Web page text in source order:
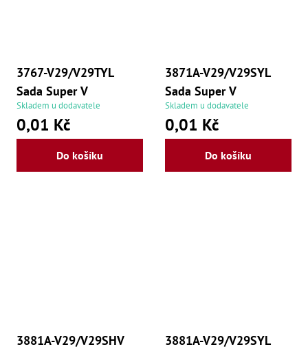
3767-V29/V29TYL
Sada Super V
Skladem u dodavatele
0,01 Kč
Do košíku
3871A-V29/V29SYL
Sada Super V
Skladem u dodavatele
0,01 Kč
Do košíku
3881A-V29/V29SHV
3881A-V29/V29SYL